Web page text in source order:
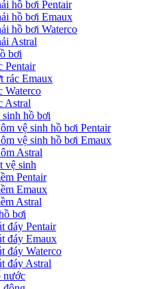
hồ bơi Pentair
hồ bơi Emaux
hồ bơi Waterco
Astral
bơi
Pentair
rác Emaux
Waterco
Astral
sinh hồ bơi
vệ sinh hồ bơi Pentair
vệ sinh hồ bơi Emaux
Astral
vệ sinh
Pentair
Emaux
Astral
bơi
đáy Pentair
đáy Emaux
đáy Waterco
đáy Astral
nước